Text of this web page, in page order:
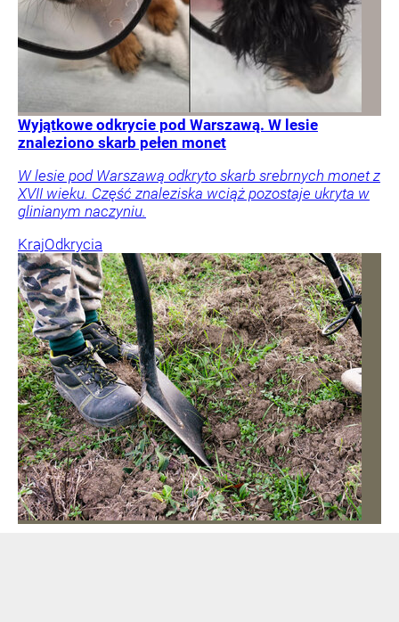
Wyjątkowe odkrycie pod Warszawą. W lesie
znaleziono skarb pełen monet
W lesie pod Warszawą odkryto skarb srebrnych monet z
XVII wieku. Część znaleziska wciąż pozostaje ukryta w
glinianym naczyniu.
KrajOdkrycia